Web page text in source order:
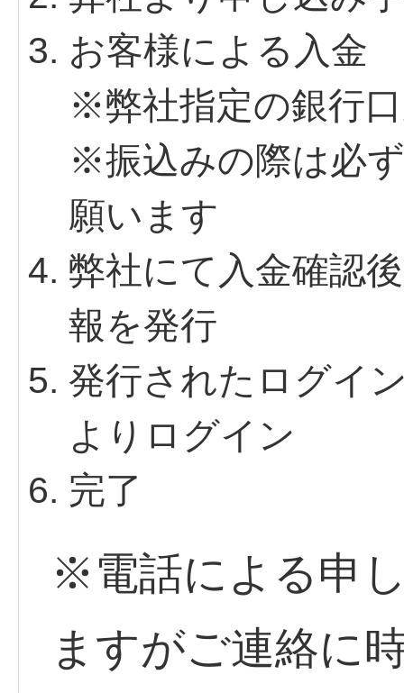
お客様による入金
※弊社指定の銀行
※振込みの際は必
願います
弊社にて入金確認
報を発行
発行されたログイ
よりログイン
完了
※電話による申
ますがご連絡に